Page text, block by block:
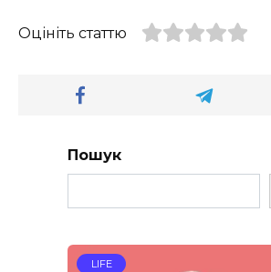
Оцініть статтю
Пошук
LIFE